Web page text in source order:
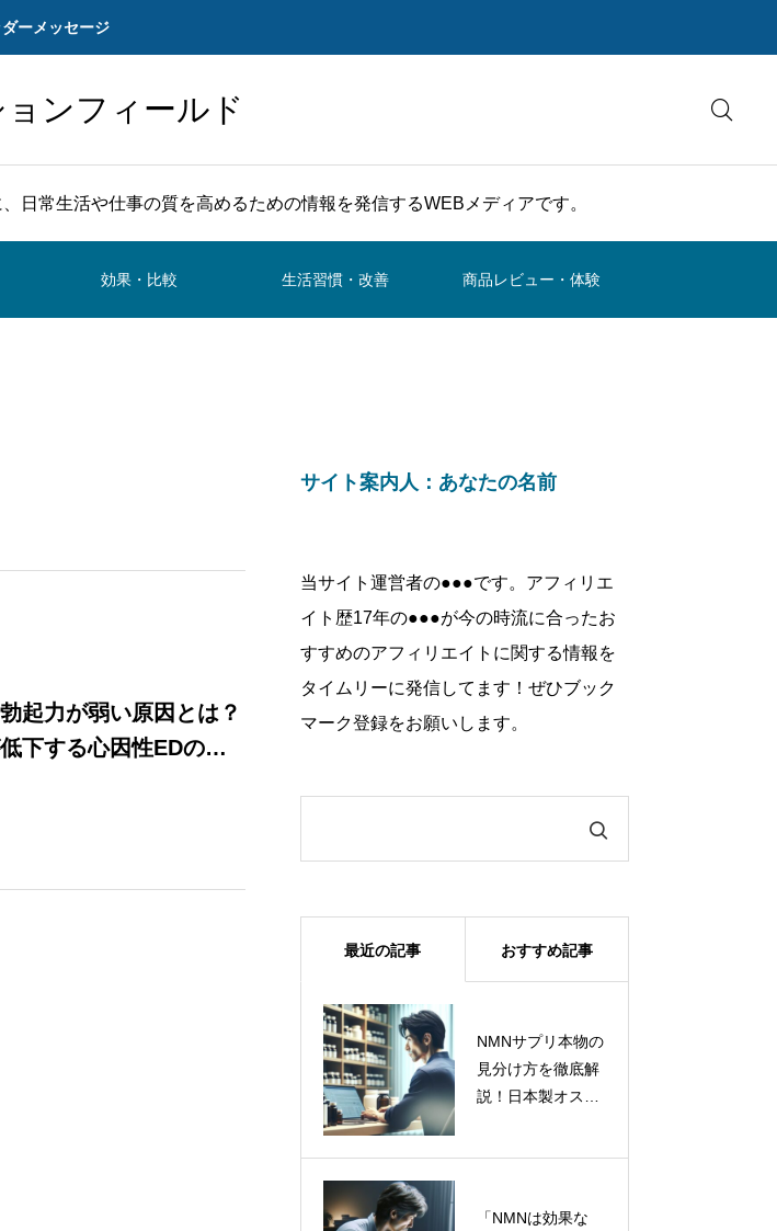
ーメッセージ
ンフィールド
日常生活や仕事の質を高めるための情報を発信するWEBメディアです。
効果・比較 生活習慣・改善 商品レビュー・体験
起力が弱い原因とは？
下する心因性EDの改
サイト案内人：あなたの名前
当サイト運営者の●●●です。アフィリエ
イト歴17年の●●●が今の時流に合ったお
すすめのアフィリエイトに関する情報を
タイムリーに発信してます！ぜひブック
マーク登録をお願いします。
最近の記事 おすすめ記事
NMNサプリ本物の
見分け方を徹底解
説！日本製オスス
「NMNは効果な
NMNサプリ本
物の見分け方を
徹底解説！日本
「NMNは効果